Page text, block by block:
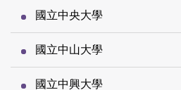
國立中央大學
國立中山大學
國立中興大學